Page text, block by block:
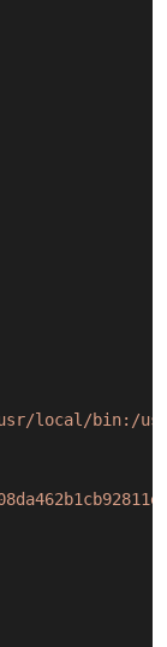
usr/local/bin:/